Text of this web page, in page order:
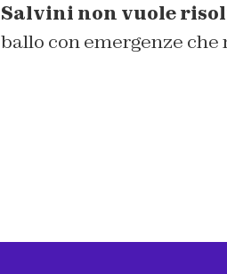
Salvini non vuole
ballo con emergenze che